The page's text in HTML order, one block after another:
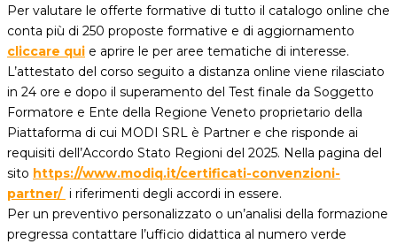
Per valutare le offerte formative di tutto il catalogo online che
conta più di 250 proposte formative e di aggiornamento
cliccare qui e aprire le per aree tematiche di interesse.
L’attestato del corso seguito a distanza online viene rilasciato
in 24 ore e dopo il superamento del Test finale da Soggetto
Formatore e Ente della Regione Veneto proprietario della
Piattaforma di cui MODI SRL è Partner e che risponde ai
requisiti dell’Accordo Stato Regioni del 2025. Nella pagina del
sito https://www.modiq.it/certificati-convenzioni-
partner/ i riferimenti degli accordi in essere.
Per un preventivo personalizzato o un’analisi della formazione
pregressa contattare l’ufficio didattica al numero verde